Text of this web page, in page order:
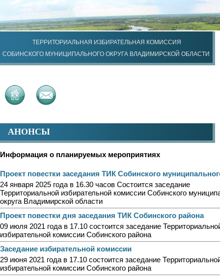
ТЕРРИТОРИАЛЬНАЯ ИЗБИРАТЕЛЬНАЯ КОМИССИЯ
СОБИНСКОГО МУНИЦИПАЛЬНОГО ОКРУГА ВЛАДИМИРСКОЙ ОБЛАСТИ
АНОНСЫ
Информация о планируемых мероприятиях
Проект повестки заседания ТИК Собинского
24 января 2025 года в 16.30 часов Состоится заседание
Территориальной избирательной комиссии Собинского
округа Владимирской области
Проект повестки дня заседания ТИК Собинского района
09 июля 2021 года в 17.10 состоится заседание
избирательной комиссии Собинского района
Заседание избирательной комиссии
29 июня 2021 года в 17.10 состоится заседание
избирательной комиссии Собинского района